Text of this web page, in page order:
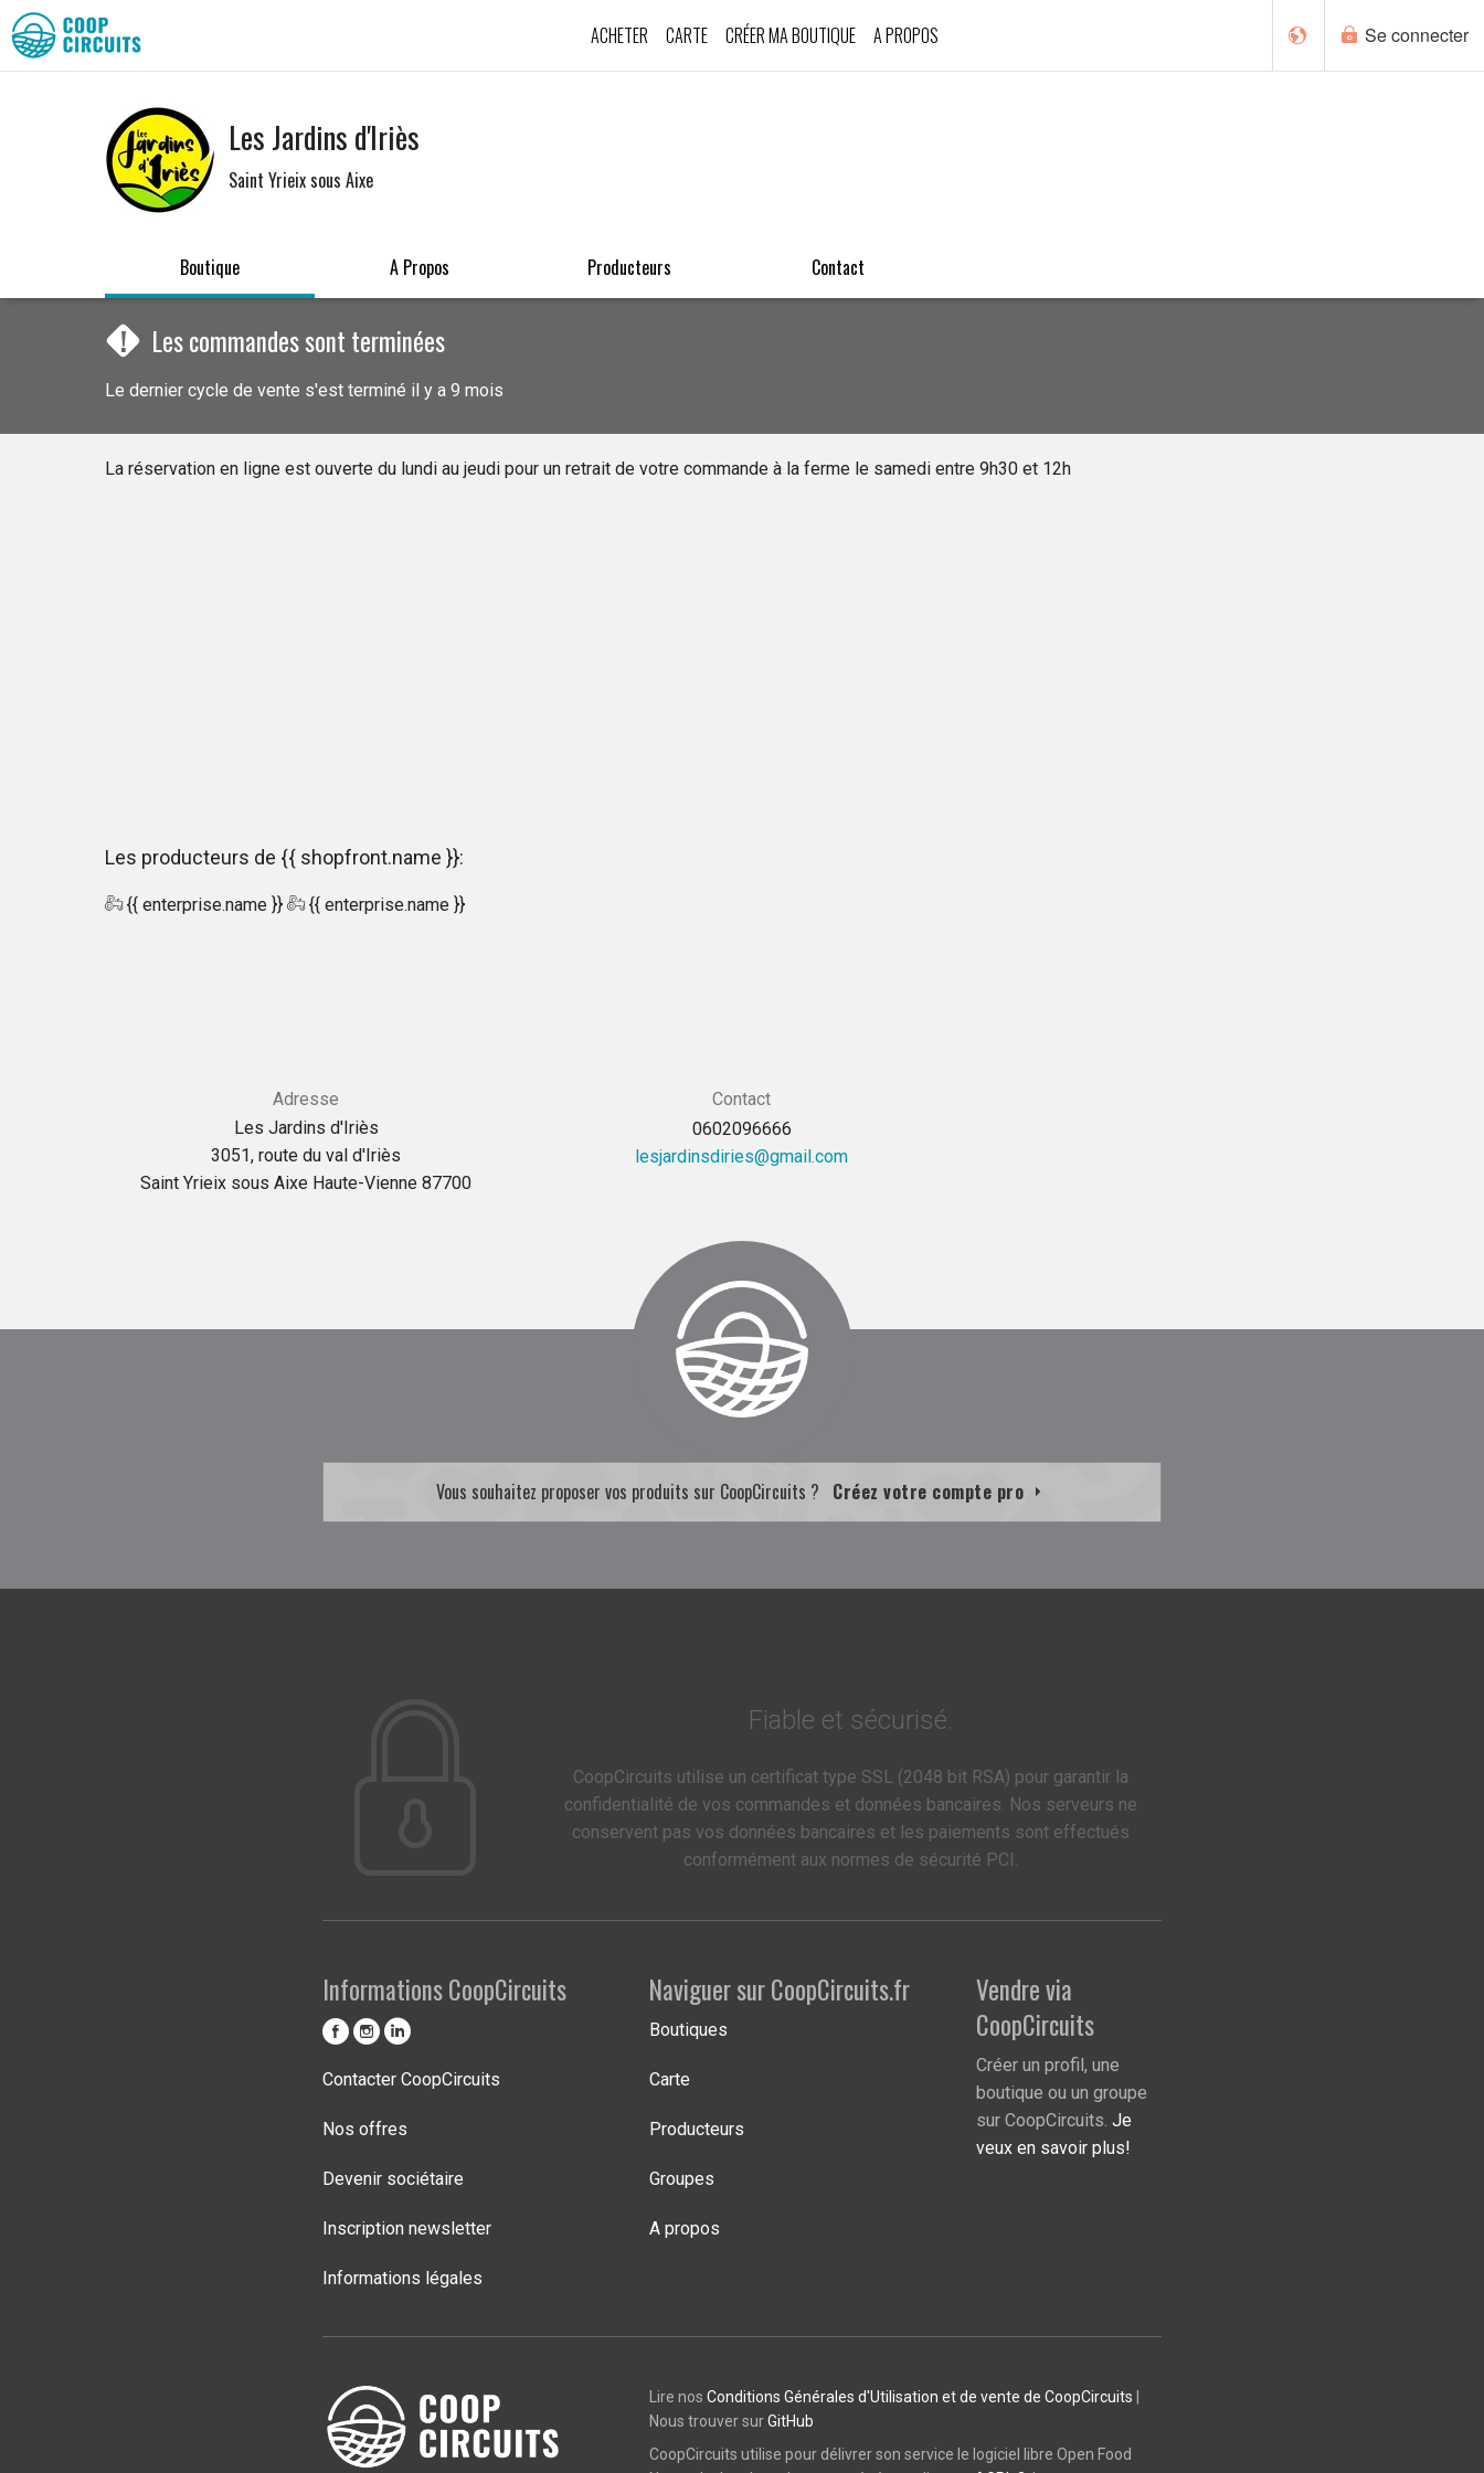
ACHETER CARTE CRÉER MA BOUTIQUE A PROPOS Se connecter
Les Jardins d'Iriès
Saint Yrieix sous Aixe
Boutique A Propos Producteurs Contact
! Les commandes sont terminées
Le dernier cycle de vente s'est terminé il y a 9 mois
La réservation en ligne est ouverte du lundi au jeudi pour un retrait de votre commande à la ferme le samedi entre 9h30 et 12h
Les producteurs de {{ shopfront.name }}:
{{ enterprise.name }} {{ enterprise.name }}
Adresse
Les Jardins d'Iriès
3051, route du val d'Iriès
Saint Yrieix sous Aixe Haute-Vienne 87700
Contact
0602096666
moc.liamg@seiridsnidrajsel
Vous souhaitez proposer vos produits sur CoopCircuits ? Créez votre compte pro
Fiable et sécurisé.
CoopCircuits utilise un certificat type SSL (2048 bit RSA) pour garantir la
confidentialité de vos commandes et données bancaires. Nos serveurs ne
conservent pas vos données bancaires et les paiements sont effectués
conformément aux normes de sécurité PCI.
Informations CoopCircuits
Contacter CoopCircuits
Nos offres
Devenir sociétaire
Inscription newsletter
Informations légales
Naviguer sur CoopCircuits.fr
Boutiques
Carte
Producteurs
Groupes
A propos
Vendre via
CoopCircuits
Créer un profil, une
boutique ou un groupe
sur CoopCircuits.Je
veux en savoir plus!
Lire nosConditions Générales d'Utilisation et de vente de CoopCircuits
Nous trouver surGitHub
CoopCircuits utilise pour délivrer son service le logiciel libre Open Food